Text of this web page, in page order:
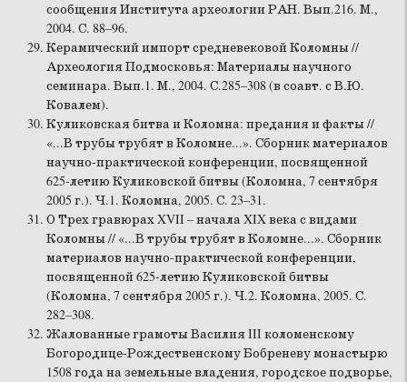
сообщения Института археологии РАН. Вып.216. М.,
2004. С. 88–96.
Керамический импорт средневековой Коломны //
Археология Подмосковья: Материалы научного
семинара. Вып.1. М., 2004. С.285–308 (в соавт. с В.Ю.
Ковалем).
Куликовская битва и Коломна: предания и факты //
«...В трубы трубят в Коломне...». Сборник материалов
научно-практической конференции, посвященной
625-летию Куликовской битвы (Коломна, 7 сентября
2005 г.). Ч.1. Коломна, 2005. С. 23–31.
О Трех гравюрах XVII – начала XIX века с видами
Коломны // «...В трубы трубят в Коломне...». Сборник
материалов научно-практической конференции,
посвященной 625-летию Куликовской битвы
(Коломна, 7 сентября 2005 г.). Ч.2. Коломна, 2005. С.
282–308.
Жалованные грамоты Василия III коломенскому
Богородице-Рождественскому Бобреневу монастырю
1508 года на земельные владения, городское подворье,